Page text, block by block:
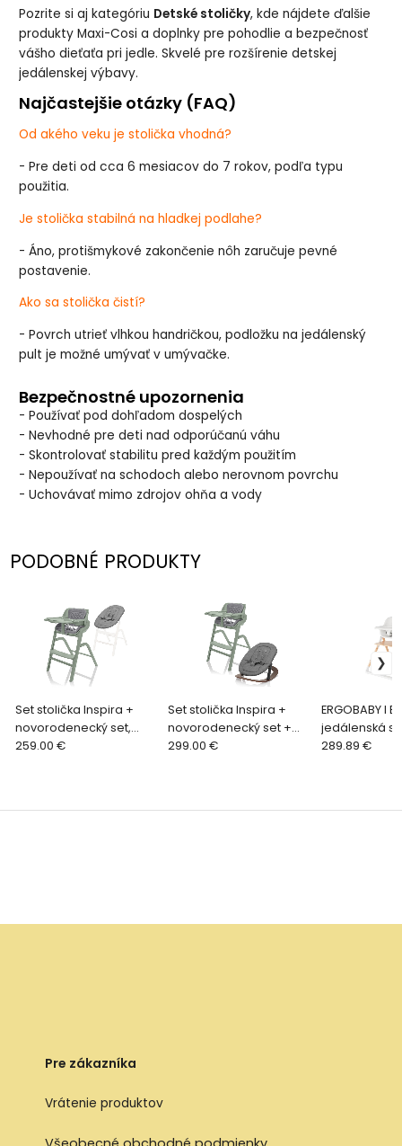
Pozrite si aj kategóriu Detské stoličky, kde nájdete ďalšie
produkty Maxi-Cosi a doplnky pre pohodlie a bezpečnosť
vášho dieťaťa pri jedle. Skvelé pre rozšírenie detskej
jedálenskej výbavy.
Najčastejšie otázky (FAQ)
Od akého veku je stolička vhodná?
- Pre deti od cca 6 mesiacov do 7 rokov, podľa typu
použitia.
Je stolička stabilná na hladkej podlahe?
- Áno, protišmykové zakončenie nôh zaručuje pevné
postavenie.
Ako sa stolička čistí?
- Povrch utrieť vlhkou handričkou, podložku na jedálenský
pult je možné umývať v umývačke.
Bezpečnostné upozornenia
- Používať pod dohľadom dospelých
- Nevhodné pre deti nad odporúčanú váhu
- Skontrolovať stabilitu pred každým použitím
- Nepoužívať na schodoch alebo nerovnom povrchu
- Uchovávať mimo zdrojov ohňa a vody
PODOBNÉ PRODUKTY
Set stolička Inspira +
novorodenecký set,
Pistacio Green
259.00 €
Set stolička Inspira +
novorodenecký set +
hojdacia základňa,
299.00 €
ERGOBABY l
jedálenská
- Natural
289.89 €
Pre zákazníka
Vrátenie produktov